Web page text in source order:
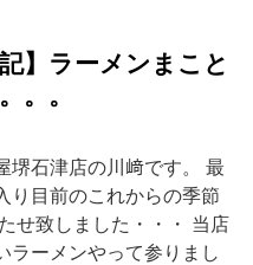
】ラーメンまこと
。。
堺石津店の川﨑です。 最
り目前のこれからの季節
せ致しました・・・ 当店
ラーメンやって参りまし